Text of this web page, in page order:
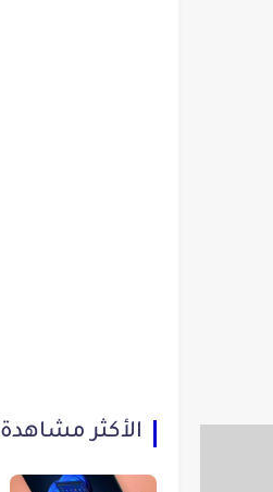
الأكثر مشاهدة